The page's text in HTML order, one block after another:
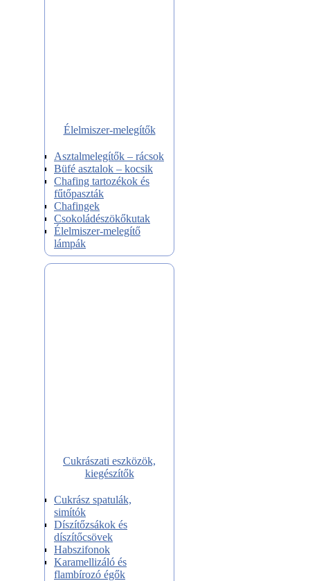
Élelmiszer-melegítők
Asztalmelegítők – rácsok
Büfé asztalok – kocsik
Chafing tartozékok és
fűtőpaszták
Chafingek
Csokoládészökőkutak
Élelmiszer-melegítő
lámpák
Cukrászati eszközök,
kiegészítők
Cukrász spatulák,
simítók
Díszítőzsákok és
díszítőcsövek
Habszifonok
Karamellizáló és
flambírozó égők